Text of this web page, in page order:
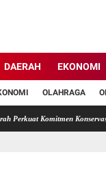
DAERAH EKONOMI
OLAHRAGA
Komitmen Konservasi.